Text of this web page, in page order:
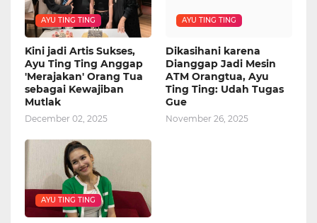
AYU TING TING
Kini jadi Artis Sukses,
Ayu Ting Ting Anggap
'Merajakan' Orang Tua
sebagai Kewajiban
Mutlak
December 02, 2025
AYU TING TING
Dikasihani karena
Dianggap Jadi Mesin
ATM Orangtua, Ayu
Ting Ting: Udah Tugas
Gue
November 26, 2025
AYU TING TING